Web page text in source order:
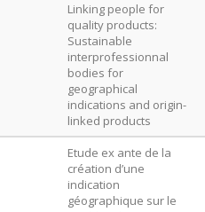
Linking people for
quality products:
Sustainable
interprofessionnal
bodies for
geographical
indications and origin-
linked products
Etude ex ante de la
création d’une
indication
géographique sur le